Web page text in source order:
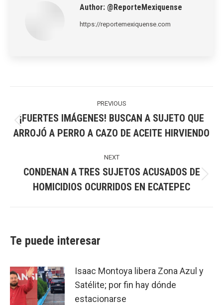
Author: @ReporteMexiquense
https://reportemexiquense.com
PREVIOUS
post:
¡FUERTES IMÁGENES! BUSCAN A SUJETO QUE
ARROJÓ A PERRO A CAZO DE ACEITE HIRVIENDO
NEXT
post:
CONDENAN A TRES SUJETOS ACUSADOS DE
HOMICIDIOS OCURRIDOS EN ECATEPEC
Te puede interesar
Isaac Montoya libera Zona Azul y
Satélite; por fin hay dónde
estacionarse